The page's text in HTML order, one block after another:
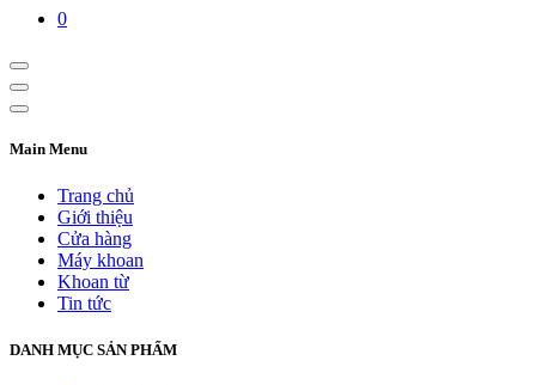
0
Main Menu
Trang chủ
Giới thiệu
Cửa hàng
Máy khoan
Khoan từ
Tin tức
DANH MỤC SẢN PHẨM